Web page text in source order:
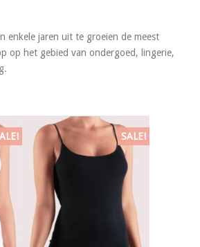
enkele jaren uit te groeien de meest
op het gebied van ondergoed, lingerie,
SALE!